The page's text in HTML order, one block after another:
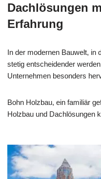
Dachlösungen
Erfahrung
In der modernen Bauwelt, in
stetig entscheidender
Unternehmen besonders
Bohn Holzbau, ein familiär
Holzbau und Dachlösungen